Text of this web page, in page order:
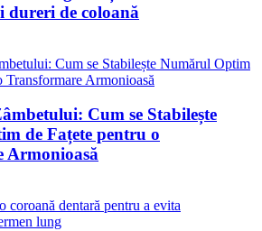
dureri de coloană
Cum se Stabilește
de Fațete pentru o
Armonioasă